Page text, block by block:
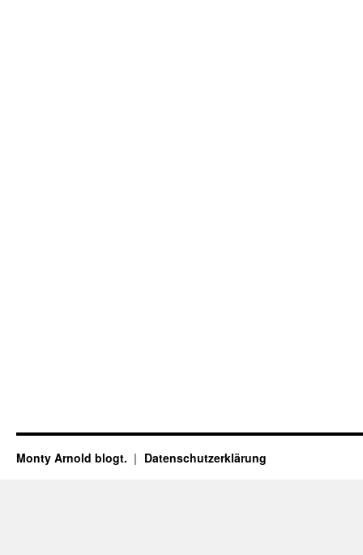
Monty Arnold blogt. Datenschutz­erklärung